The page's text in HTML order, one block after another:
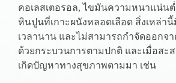
คอเลสเตอรอล, ไขมันความหนาแน่น
หินปูนที่เกาะผนังหลอดเลือด สิ่งเหล่า
เวลานาน และไม่สามารถกำจัดออกจ
ด้วยกระบวนการตามปกติ และเมื่อสะ
เกิดปัญหาทางสุขภาพตามมา เช่น